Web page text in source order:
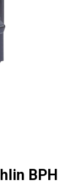
BPH